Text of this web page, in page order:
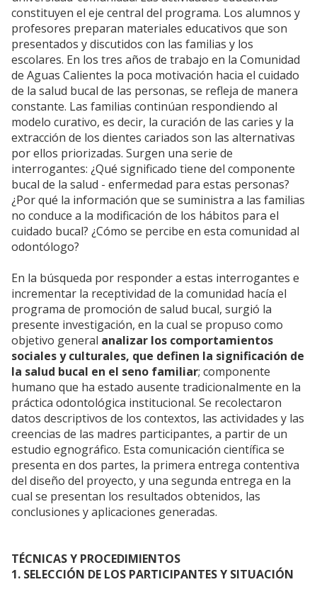
constituyen el eje central del programa. Los alumnos y
profesores preparan materiales educativos que son
presentados y discutidos con las familias y los
escolares. En los tres años de trabajo en la Comunidad
de Aguas Calientes la poca motivación hacia el cuidado
de la salud bucal de las personas, se refleja de manera
constante. Las familias continúan respondiendo al
modelo curativo, es decir, la curación de las caries y la
extracción de los dientes cariados son las alternativas
por ellos priorizadas. Surgen una serie de
interrogantes: ¿Qué significado tiene del componente
bucal de la salud - enfermedad para estas personas?
¿Por qué la información que se suministra a las familias
no conduce a la modificación de los hábitos para el
cuidado bucal? ¿Cómo se percibe en esta comunidad al
odontólogo?
En la búsqueda por responder a estas interrogantes e
incrementar la receptividad de la comunidad hacía el
programa de promoción de salud bucal, surgió la
presente investigación, en la cual se propuso como
objetivo general analizar los comportamientos
sociales y culturales, que definen la significación de
la salud bucal en el seno familiar; componente
humano que ha estado ausente tradicionalmente en la
práctica odontológica institucional. Se recolectaron
datos descriptivos de los contextos, las actividades y las
creencias de las madres participantes, a partir de un
estudio egnográfico. Esta comunicación científica se
presenta en dos partes, la primera entrega contentiva
del diseño del proyecto, y una segunda entrega en la
cual se presentan los resultados obtenidos, las
conclusiones y aplicaciones generadas.
TÉCNICAS Y PROCEDIMIENTOS
1. SELECCIÓN DE LOS PARTICIPANTES Y SITUACIÓN